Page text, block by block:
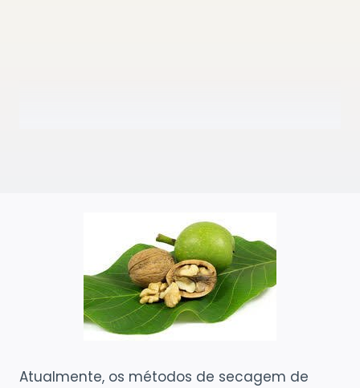
Atualmente, os métodos de secagem de